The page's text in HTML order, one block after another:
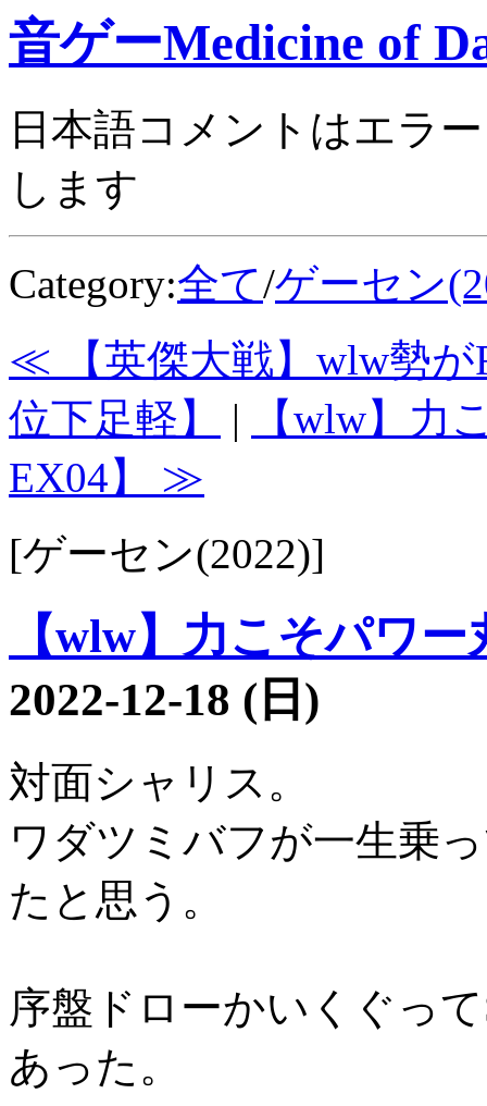
音ゲーMedicine of
日本語コメントはエラ
します
Category:全て/ゲーセン
≪ 【英傑大戦】wlw勢が
位下足軽】
|
【wlw】力
EX04】 ≫
[ゲーセン(2022)]
【wlw】力こそパワ
2022-12-18 (日)
対面シャリス。
ワダツミバフが一生乗
たと思う。
序盤ドローかいくぐっ
あった。